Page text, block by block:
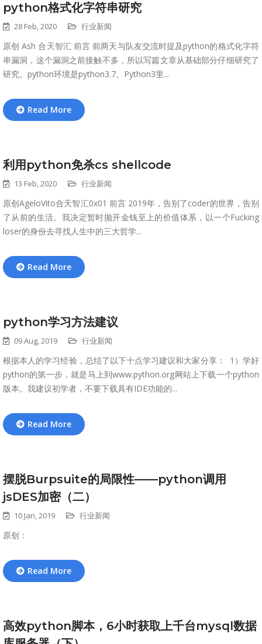
python格式化字符串研究
28 Feb, 2020 行业新闻
原创 Ash 合天智汇 前言 前两天与队友交流时提及python的格式化字符
串漏洞，这个漏洞之前接触不多，所以写篇文章从基础部分仔细研究了
研究。python环境是python3.7。Python3里...
Read More
利用python免杀cs shellcode
13 Feb, 2020 行业新闻
原创AgeloVito合天智汇0x01 前言 ​ 2019年，告别了coder的世界，告别
了从前的生活。我决定暂时抛开金钱至上的价值体系，以一个Fucking
loser的身份去寻找人生中的三大哲学...
Read More
python学习方法建议
09 Aug, 2019 行业新闻
根据本人的学习经验，总结了以下十点学习建议和大家分享： 1）学好
python的第一步，就是马上到www.python.org网站上下载一个python
版本。我建议初学者，不要下载具有IDE功能的...
Read More
摆脱Burpsuite的局限性——python调用
jsDES加密（二）
10 Jan, 2019 行业新闻
原创：
Read More
高效python脚本，6小时获取上千台mysql数据